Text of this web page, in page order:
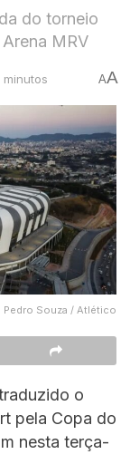
do torneio
MRV
AA
Pedro Souza / Atlético
o
pela Copa do
nesta terça-